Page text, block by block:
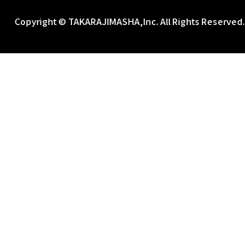
Copyright © TAKARAJIMASHA,Inc. All Rights Reserved.